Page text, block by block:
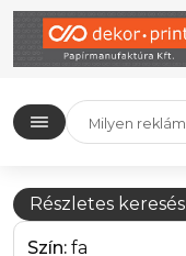
Részletes keresés
Szín: fa